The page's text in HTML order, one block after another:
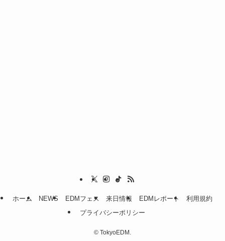
ホーム NEWS EDMフェス 来日情報 EDMレポート
利用規約
プライバシーポリシー
© TokyoEDM.